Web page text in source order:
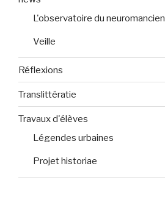
L'observatoire du neuromancien
Veille
Réflexions
Translittératie
Travaux d'élèves
Légendes urbaines
Projet historiae